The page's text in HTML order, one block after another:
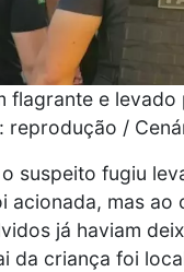
flagrante e levado
reprodução /
suspeito fugiu
acionada, mas ao
já haviam
da criança foi